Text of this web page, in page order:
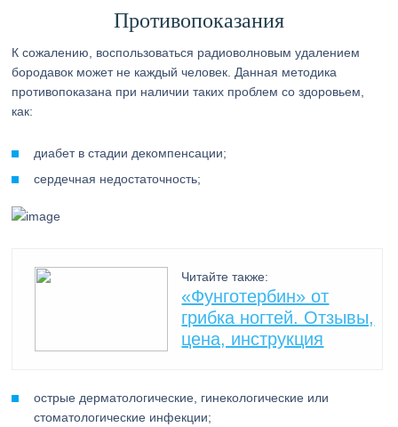
Противопоказания
К сожалению, воспользоваться радиоволновым удалением
бородавок может не каждый человек. Данная методика
противопоказана при наличии таких проблем со здоровьем,
как:
диабет в стадии декомпенсации;
сердечная недостаточность;
Читайте также:
«Фунготербин» от
грибка ногтей. Отзывы,
цена, инструкция
острые дерматологические, гинекологические или
стоматологические инфекции;